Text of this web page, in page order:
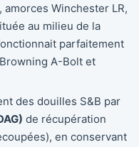
amorces Winchester LR,
au milieu de la
parfaitement
A-Bolt et
des douilles S&B par
de récupération
en conservant